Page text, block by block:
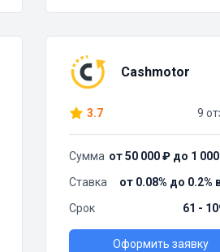
Cashmotor
3.7 9
Сумма от 50 000 ₽ до 1
Ставка
от 0.08% до 0.2%
Срок
61 -
Оформить заявку